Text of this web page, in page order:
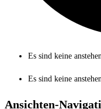
Es sind keine
Es sind keine
Ansichten-